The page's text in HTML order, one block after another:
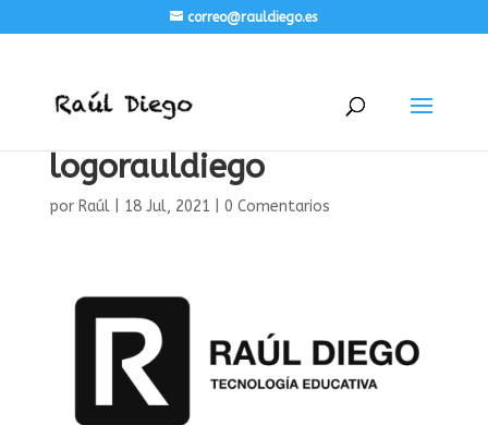
correo@rauldiego.es
logorauldiego
por Raúl| 18 Jul, 2021 0 Comentarios